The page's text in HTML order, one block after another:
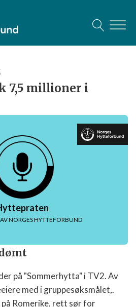
7,5 millioner i
NORGES HYTTEFORBUND
på "Sommerhytta" i TV2. Av
med i gruppesøksmålet,.
Romerike, rett sør for
vårt nyhetsbrev
får du jevnlig aktuelle
når som helst melde deg av.
at Norges Hytteforbund
ihht.